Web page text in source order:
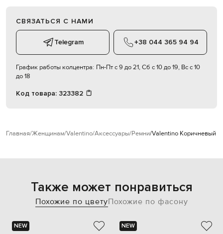
СВЯЗАТЬСЯ С НАМИ
Telegram +38 044 365 94 94
График работы колцентра: Пн-Пт с 9 до 21, Сб с 10 до 19, Вс с 10
до 18
Код товара: 323382
Главная Женщинам Valentino Аксессуары Ремни Valentino Коричневый
Также может понравиться
Похожие по цветуПохожие по фасону
NEW NEW